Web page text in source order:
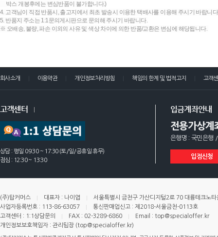
박스 개봉후에는 변심반품이 불가합니다.)
4. 고객님이 직접 반품시, 출고지에서 최초 발송시 이용한 택배사를 이용해 주시기 바랍니
5. 반품지 주소는 1:1문의게시판으로 문의해 주시기 바랍니다.
※ 오배송, 불량, 파손 이외의 사유 및 색상 차이에 의한 반품/교환은 변심에 해당됩니다.
회사소개 이용약관 개인정보처리방침 책임의 한계 및 법적고지 고객
고객센터
상담 : 평일 09:30 ~ 17:30 (토/일/공휴일 휴무)
점심 : 12:30 ~ 13:30
입금계좌안내
전용가상계
은행명 : 국민은행
입점신청
(주)탑커머스 대표자 : 나이엽
서울특별시 금천구 가산디지털2로 70 대륭테크노
사업자등록번호 : 113-86-63057
통신판매업신고 : 제2018-서울금천-0113호
고객센터 : 1:1상담문의
FAX : 02-3289-6860
Email : top@specialoffer.kr
개인정보보호책임자 : 관리팀장 (top@specialoffer.kr)